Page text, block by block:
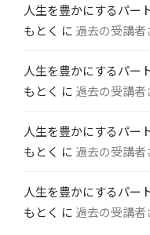
人生を豊かにするパー
もとく に 過去の受講者
人生を豊かにするパー
もとく に 過去の受講者
人生を豊かにするパー
もとく に 過去の受講者
人生を豊かにするパー
もとく に 過去の受講者